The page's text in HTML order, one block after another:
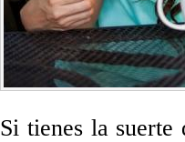
Si tienes la